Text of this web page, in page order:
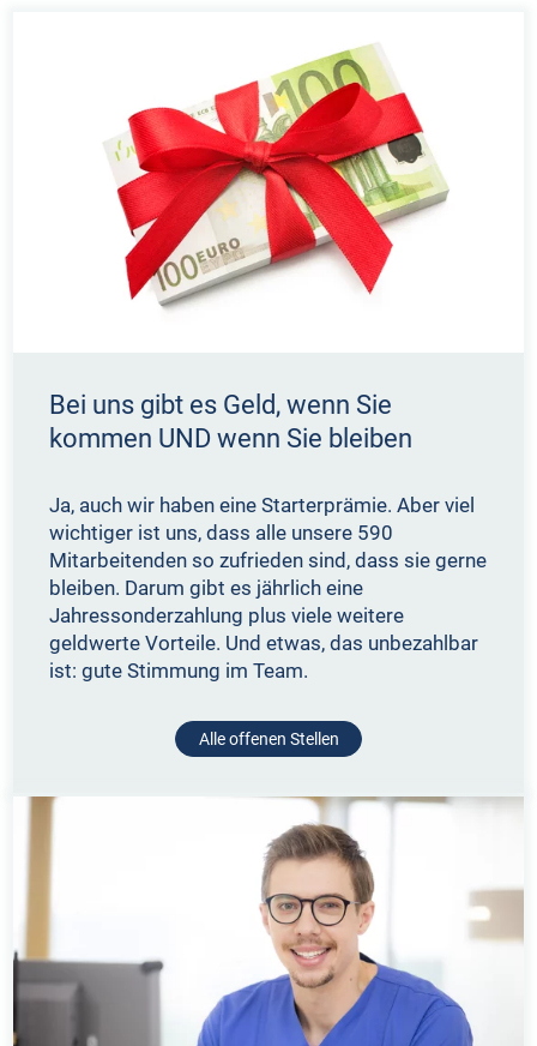
Bei uns gibt es Geld, wenn Sie
kommen UND wenn Sie bleiben
Ja, auch wir haben eine Starterprämie. Aber viel
wichtiger ist uns, dass alle unsere 590
Mitarbeitenden so zufrieden sind, dass sie gerne
bleiben. Darum gibt es jährlich eine
Jahressonderzahlung plus viele weitere
geldwerte Vorteile. Und etwas, das unbezahlbar
ist: gute Stimmung im Team.
Alle offenen Stellen